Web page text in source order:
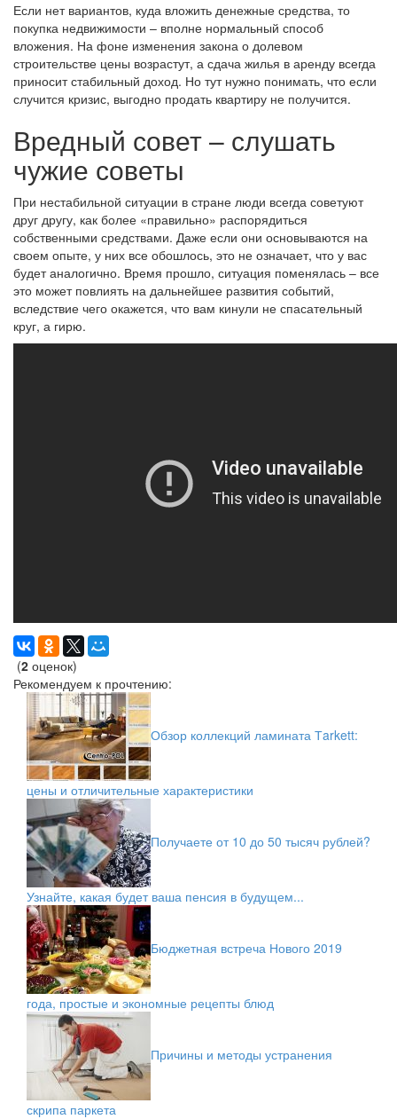
Если нет вариантов, куда вложить денежные средства, то
покупка недвижимости – вполне нормальный способ
вложения. На фоне изменения закона о долевом
строительстве цены возрастут, а сдача жилья в аренду всегда
приносит стабильный доход. Но тут нужно понимать, что если
случится кризис, выгодно продать квартиру не получится.
Вредный совет – слушать
чужие советы
При нестабильной ситуации в стране люди всегда советуют
друг другу, как более «правильно» распорядиться
собственными средствами. Даже если они основываются на
своем опыте, у них все обошлось, это не означает, что у вас
будет аналогично. Время прошло, ситуация поменялась – все
это может повлиять на дальнейшее развития событий,
вследствие чего окажется, что вам кинули не спасательный
круг, а гирю.
(2 оценок)
Рекомендуем к прочтению:
Обзор коллекций ламината Тarkett:
цены и отличительные характеристики
Получаете от 10 до 50 тысяч рублей?
Узнайте, какая будет ваша пенсия в будущем...
Бюджетная встреча Нового 2019
года, простые и экономные рецепты блюд
Причины и методы устранения
скрипа паркета